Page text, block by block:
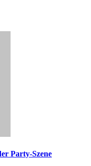
Party-Szene